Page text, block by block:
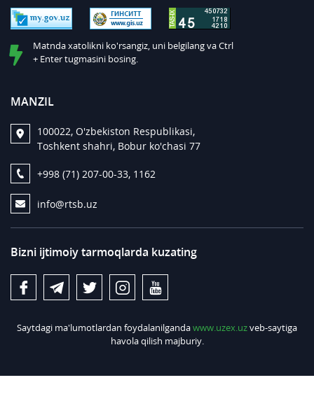
Matnda xatolikni ko'rsangiz, uni belgilang va Ctrl
+ Enter tugmasini bosing.
MANZIL
100022, O'zbekiston Respublikasi,
Toshkent shahri, Bobur ko'chasi 77
+998 (71) 207-00-33, 1162
info@rtsb.uz
Bizni ijtimoiy tarmoqlarda kuzating
Saytdagi ma'lumotlardan foydalanilgandawww.uzex.uzveb-saytiga
havola qilish majburiy.